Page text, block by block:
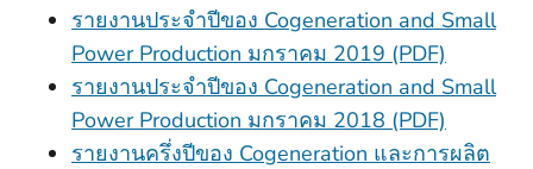
รายงานประจําปีของ Cogeneration and Small
Power Production มกราคม 2019 (PDF)
รายงานประจําปีของ Cogeneration and Small
Power Production มกราคม 2018 (PDF)
รายงานครึ่งปีของ Cogeneration และการผลิต